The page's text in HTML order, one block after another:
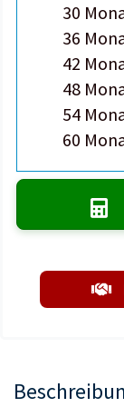
30
36
42
48
54
60